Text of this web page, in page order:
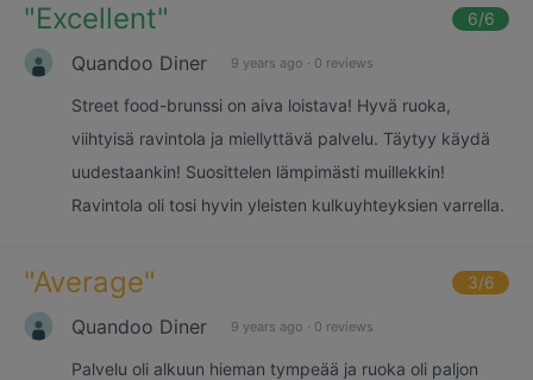
"Excellent" 6/6
Quandoo Diner 9 years ago · 0 reviews
Street food-brunssi on aiva loistava! Hyvä ruoka,
viihtyisä ravintola ja miellyttävä palvelu. Täytyy käydä
uudestaankin! Suosittelen lämpimästi muillekkin!
Ravintola oli tosi hyvin yleisten kulkuyhteyksien varrella.
"Average" 3/6
Quandoo Diner 9 years ago · 0 reviews
Palvelu oli alkuun hieman tympeää ja ruoka oli paljon